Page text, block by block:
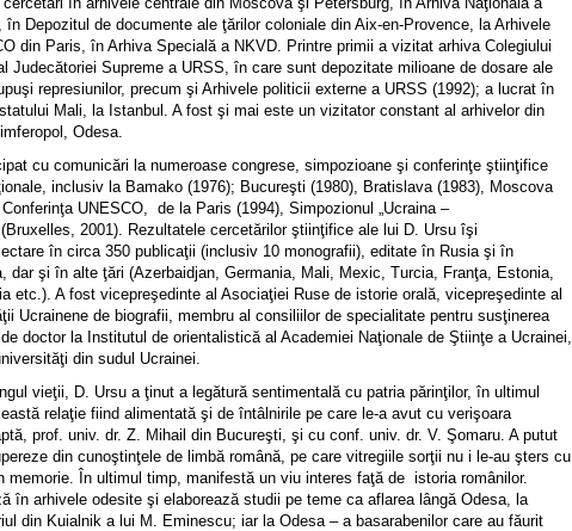
în Depozitul de documente ale ţărilor coloniale din Aix-en-Provence, la Arhivele
din Paris, în Arhiva Specială a NKVD. Printre primii a vizitat arhiva Colegiului
Judecătoriei Supreme a URSS, în care sunt depozitate milioane de dosare ale
represiunilor, precum şi Arhivele politicii externe a URSS (1992); a lucrat în
Mali, la Istanbul. A fost şi mai este un vizitator constant al arhivelor din
Odesa.
cu comunicări la numeroase congrese, simpozioane şi conferinţe ştiinţifice
inclusiv la Bamako (1976); Bucureşti (1980), Bratislava (1983), Moscova
UNESCO, de la Paris (1994), Simpozionul „Ucraina –
(Bruxelles, 2001). Rezultatele cercetărilor ştiinţifice ale lui D. Ursu îşi
în circa 350 publicaţii (inclusiv 10 monografii), editate în Rusia şi în
dar şi în alte ţări (Azerbaidjan, Germania, Mali, Mexic, Turcia, Franţa, Estonia,
etc.). A fost vicepreşedinte al Asociaţiei Ruse de istorie orală, vicepreşedinte al
Ucrainene de biografii, membru al consiliilor de specialitate pentru susţinerea
doctor la Institutul de orientalistică al Academiei Naţionale de Ştiinţe a Ucrainei,
din sudul Ucrainei.
vieţii, D. Ursu a ţinut a legătură sentimentală cu patria părinţilor, în ultimul
relaţie fiind alimentată şi de întâlnirile pe care le-a avut cu verişoara
prof. univ. dr. Z. Mihail din Bucureşti, şi cu conf. univ. dr. V. Şomaru. A putut
din cunoştinţele de limbă română, pe care vitregiile sorţii nu i le-au şters cu
memorie. În ultimul timp, manifestă un viu interes faţă de istoria românilor.
în arhivele odesite şi elaborează studii pe teme ca aflarea lângă Odesa, la
din Kuialnik a lui M. Eminescu; iar la Odesa – a basarabenilor care au făurit